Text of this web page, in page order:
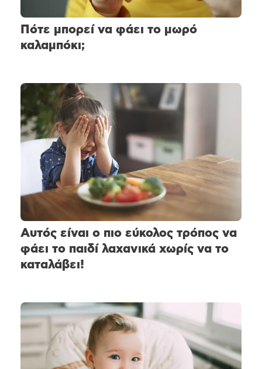
Πότε μπορεί να φάει το μωρό
καλαμπόκι;
Αυτός είναι ο πιο εύκολος τρόπος να
φάει το παιδί λαχανικά χωρίς να το
καταλάβει!